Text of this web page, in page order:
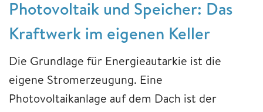
Photovoltaik und Speicher: Das
Kraftwerk im eigenen Keller
Die Grundlage für Energieautarkie ist die
eigene Stromerzeugung. Eine
Photovoltaikanlage auf dem Dach ist der